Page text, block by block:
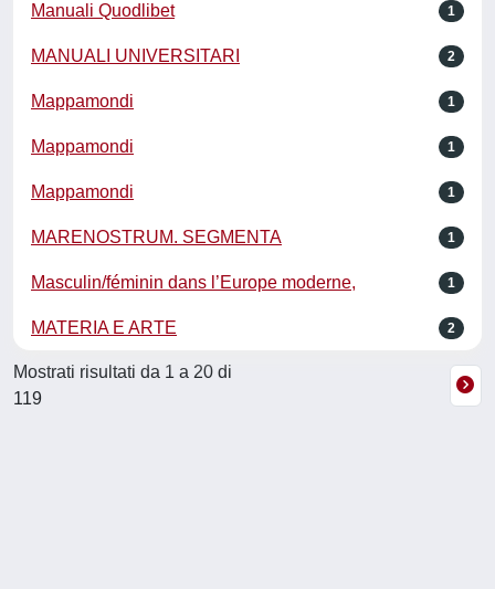
Manuali Quodlibet 1
MANUALI UNIVERSITARI 2
Mappamondi 1
Mappamondi 1
Mappamondi 1
MARENOSTRUM. SEGMENTA 1
Masculin/féminin dans l’Europe moderne, 1
MATERIA E ARTE 2
Mostrati risultati da 1 a 20 di
119